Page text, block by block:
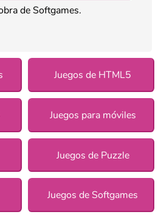
de Softgames.
Juegos de HTML5
Juegos para móviles
Juegos de Puzzle
Juegos de Softgames